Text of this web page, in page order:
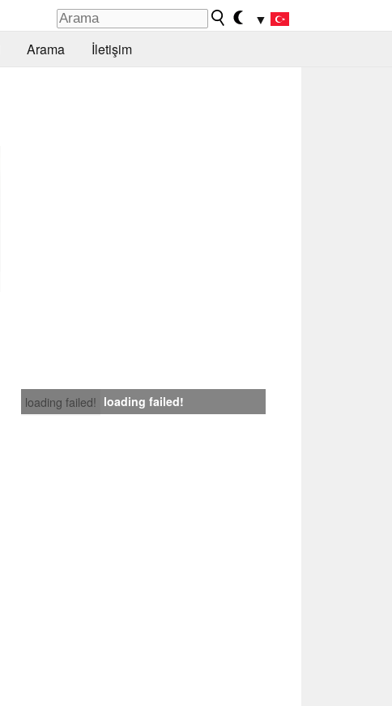
▼
Arama İletişim
loading failed! loading failed!